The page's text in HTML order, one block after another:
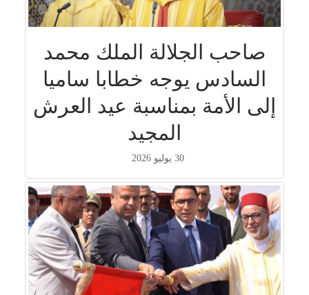
صاحب الجلالة الملك محمد
السادس يوجه خطابا ساميا
إلى الأمة بمناسبة عيد العرش
المجيد
30 يوليو 2026